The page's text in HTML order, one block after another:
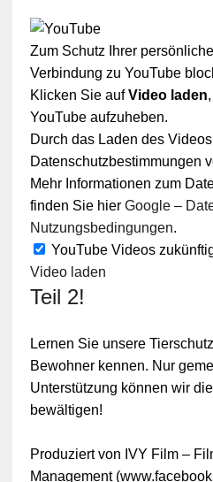
Zum Schutz Ihrer
Verbindung zu YouTube
Klicken Sie aufVideo laden
YouTube aufzuheben.
Durch das Laden des
Datenschutzbestimmungen
Mehr Informationen zum
finden Sie hier Google –
Nutzungsbedingungen.
YouTube Videos
Video laden
Teil 2!
Lernen Sie unsere
Bewohner kennen. Nur
Unterstützung können wir
bewältigen!
Produziert von IVY Film –
Management